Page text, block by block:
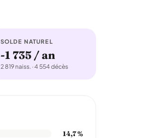
SOLDE NATUREL
-1 735 / an
2 819 naiss. · 4 554 décès
14,7 %